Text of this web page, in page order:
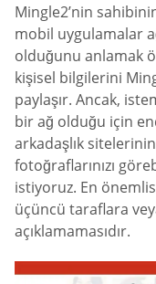
Mingle2’nin
mobil uygulamalar
olduğunu anlamak
kişisel bilgilerini
paylaşır. Ancak,
bir ağ olduğu için
arkadaşlık
fotoğraflarınızı
istiyoruz. En
üçüncü taraflara
açıklamamasıdır.